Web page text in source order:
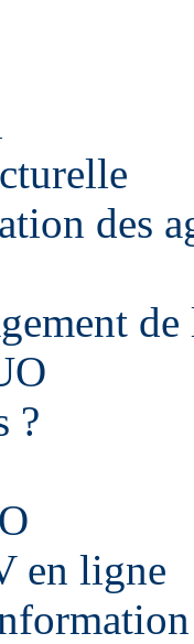
des
?
en ligne